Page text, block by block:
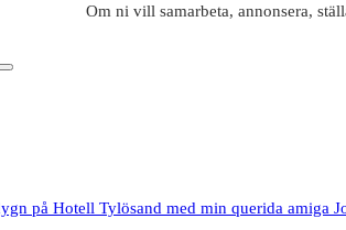
Om ni vill samarbeta, annonsera,
på Hotell Tylösand med min querida amiga